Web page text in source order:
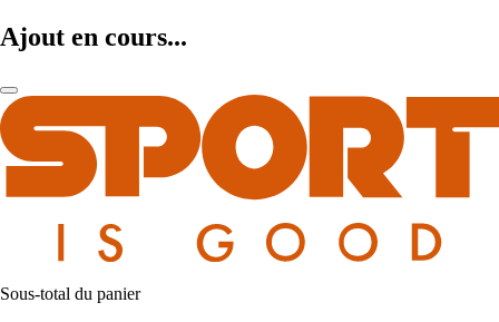
Ajout en cours...
Sous-total du panier